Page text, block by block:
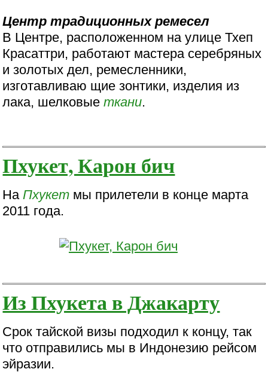
Центр традиционных ремесел
В Центре, расположенном на улице Тхеп
Красаттри, работают мастера серебряных
и золотых дел, ремесленники,
изготавливаю щие зонтики, изделия из
лака, шелковыеткани.
Пхукет, Карон бич
На Пхукет мы прилетели в конце марта
2011 года.
Из Пхукета в Джакарту
Срок тайской визы подходил к концу, так
что отправились мы в Индонезию рейсом
эйразии.